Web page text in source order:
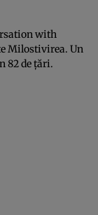
with
Milostivirea. Un
82 de ţări.